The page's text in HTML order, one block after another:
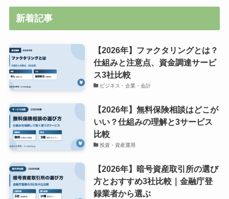
新着記事
【2026年】ファクタリングとは？
仕組みと注意点、資金調達サービ
ス3社比較
ビジネス・企業・会計
【2026年】無料保険相談はどこが
いい？仕組みの理解と3サービス
比較
投資・資産運用
【2026年】暗号資産取引所の選び
方とおすすめ3社比較｜金融庁登
録業者から選ぶ